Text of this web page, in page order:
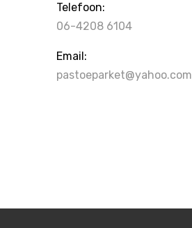
Telefoon:
06-4208 6104
Email:
pastoeparket@yahoo.com